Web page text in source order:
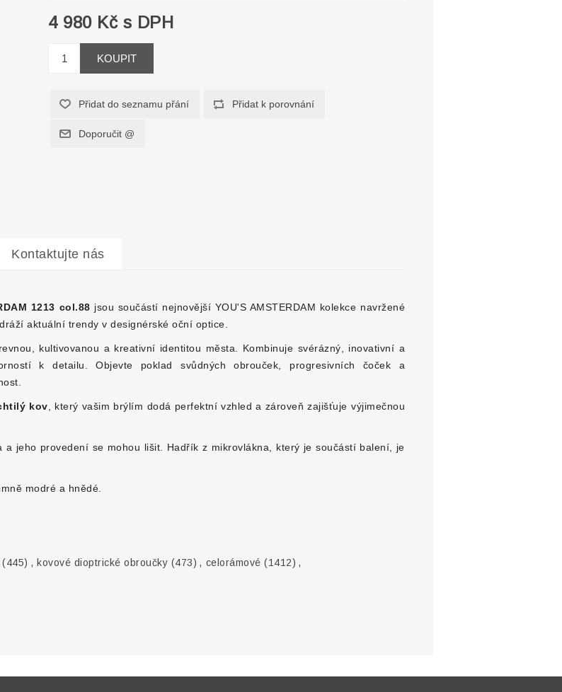
4 980 Kč s DPH
Kontaktujte nás
1213 col.88 jsou součástí nejnovější YOU'S AMSTERDAM kolekce navržené
aktuální trendy v designérské oční optice.
kultivovanou a kreativní identitou města. Kombinuje svérázný, inovativní a
k detailu. Objevte poklad svůdných obrouček, progresivních čoček a
kov , který vašim brýlím dodá perfektní vzhled a zároveň zajišťuje výjimečnou
a jeho provedení se mohou lišit. Hadřík z mikrovlákna, který je součástí balení, je
modré a hnědé.
(445) , kovové dioptrické obroučky (473) , celorámové (1412) ,